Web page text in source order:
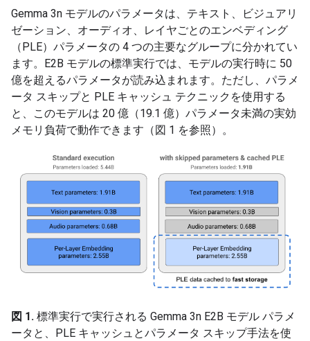
Gemma 3n モデルのパラメータは、テキスト、ビジュアリ
ゼーション、オーディオ、レイヤごとのエンベディング
（PLE）パラメータの 4 つの主要なグループに分かれてい
ます。E2B モデルの標準実行では、モデルの実行時に 50
億を超えるパラメータが読み込まれます。ただし、パラメ
ータ スキップと PLE キャッシュ テクニックを使用する
と、このモデルは 20 億（19.1 億）パラメータ未満の実効
メモリ負荷で動作できます（図 1 を参照）。
図 1. 標準実行で実行される Gemma 3n E2B モデル パラメ
ータと、PLE キャッシュとパラメータ スキップ手法を使